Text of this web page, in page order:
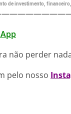
de investimento,
não perder
pelo nosso